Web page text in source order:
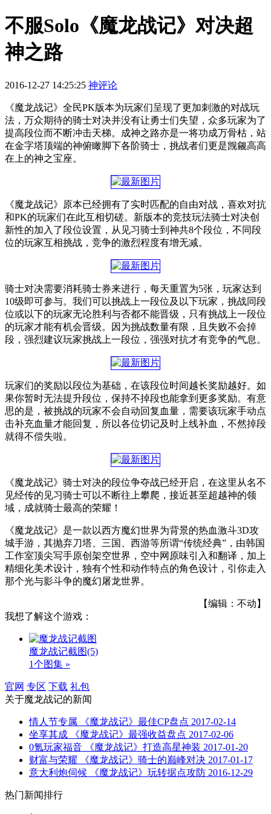
不服Solo《魔龙战记》对决超
神之路
2016-12-27 14:25:25 神评论
《魔龙战记》全民PK版本为玩家们呈现了更加刺激的对战玩
法，万众期待的骑士对决并没有让勇士们失望，众多玩家为了
提高段位而不断冲击天梯。成神之路亦是一将功成万骨枯，站
在金字塔顶端的神俯瞰脚下各阶骑士，挑战者们更是觊觎高高
在上的神之宝座。
《魔龙战记》原本已经拥有了实时匹配的自由对战，喜欢对抗
和PK的玩家们在此互相切磋。新版本的竞技玩法骑士对决创
新性的加入了段位设置，从见习骑士到神共8个段位，不同段
位的玩家互相挑战，竞争的激烈程度有增无减。
骑士对决需要消耗骑士券来进行，每天重置为5张，玩家达到
10级即可参与。我们可以挑战上一段位及以下玩家，挑战同段
位或以下的玩家无论胜利与否都不能晋级，只有挑战上一段位
的玩家才能有机会晋级。因为挑战数量有限，且失败不会掉
段，强烈建议玩家挑战上一段位，强强对抗才有竞争的气息。
玩家们的奖励以段位为基础，在该段位时间越长奖励越好。如
果你暂时无法提升段位，保持不掉段也能拿到更多奖励。有意
思的是，被挑战的玩家不会自动回复血量，需要该玩家手动点
击补充血量才能回复，所以各位切记及时上线补血，不然掉段
就得不偿失啦。
《魔龙战记》骑士对决的段位争夺战已经开启，在这里从名不
见经传的见习骑士可以不断往上攀爬，接近甚至超越神的领
域，成就骑士最高的荣耀！
《魔龙战记》是一款以西方魔幻世界为背景的热血激斗3D攻
城手游，其抛弃刀塔、三国、西游等所谓“传统经典”，由韩国
工作室顶尖写手原创架空世界，空中网原味引入和翻译，加上
精细化美术设计，独有个性和动作特点的角色设计，引你走入
那个光与影斗争的魔幻屠龙世界。
【编辑：不动】
我想了解这个游戏：
魔龙战记截图(5)
1个图集 »
官网 专区 下载 礼包
关于魔龙战记的新闻
情人节专属 《魔龙战记》最佳CP盘点 2017-02-14
坐享其成 《魔龙战记》最强收益盘点 2017-02-06
0氪玩家福音 《魔龙战记》打造高星神装 2017-01-20
财富与荣耀 《魔龙战记》骑士的巅峰对决 2017-01-17
意大利炮伺候 《魔龙战记》玩转据点攻防 2016-12-29
热门新闻排行